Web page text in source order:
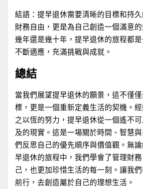
結語：提早退休需要清晰的目標和持
財務自由，更是為自己創造一個滿意
幾年還是幾十年，提早退休的旅程都是
不斷適應，充滿挑戰與成就。
總結
當我們展望提早退休的願景，這不僅
標，更是一個重新定義生活的契機。
之以恆的努力，提早退休從一個遙不
及的現實。這是一場關於時間、智慧
們反思自己的優先順序與價值觀。無
早退休的旅程中，我們學會了管理財
己，也更加珍惜生活的每一刻。讓我
前行，去創造屬於自己的理想生活。